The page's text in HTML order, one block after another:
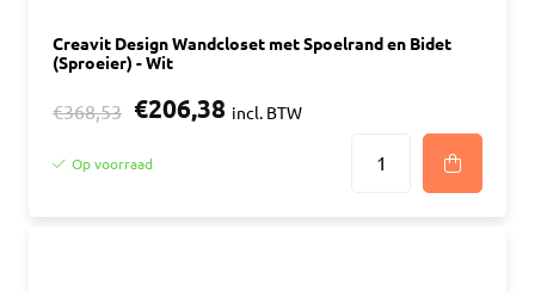
Creavit Design Wandcloset met Spoelrand en Bidet
(Sproeier) - Wit
€368,53 €206,38 incl. BTW
Op voorraad